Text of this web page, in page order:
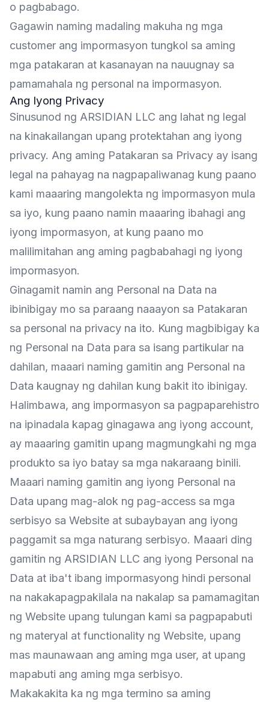
o pagbabago.
Gagawin naming madaling makuha ng mga
customer ang impormasyon tungkol sa aming
mga patakaran at kasanayan na nauugnay sa
pamamahala ng personal na impormasyon.
Ang Iyong Privacy
Sinusunod ng ARSIDIAN LLC ang lahat ng legal
na kinakailangan upang protektahan ang iyong
privacy. Ang aming Patakaran sa Privacy ay isang
legal na pahayag na nagpapaliwanag kung paano
kami maaaring mangolekta ng impormasyon mula
sa iyo, kung paano namin maaaring ibahagi ang
iyong impormasyon, at kung paano mo
malilimitahan ang aming pagbabahagi ng iyong
impormasyon.
Ginagamit namin ang Personal na Data na
ibinibigay mo sa paraang naaayon sa Patakaran
sa personal na privacy na ito. Kung magbibigay ka
ng Personal na Data para sa isang partikular na
dahilan, maaari naming gamitin ang Personal na
Data kaugnay ng dahilan kung bakit ito ibinigay.
Halimbawa, ang impormasyon sa pagpaparehistro
na ipinadala kapag ginagawa ang iyong account,
ay maaaring gamitin upang magmungkahi ng mga
produkto sa iyo batay sa mga nakaraang binili.
Maaari naming gamitin ang iyong Personal na
Data upang mag-alok ng pag-access sa mga
serbisyo sa Website at subaybayan ang iyong
paggamit sa mga naturang serbisyo. Maaari ding
gamitin ng ARSIDIAN LLC ang iyong Personal na
Data at iba't ibang impormasyong hindi personal
na nakakapagpakilala na nakalap sa pamamagitan
ng Website upang tulungan kami sa pagpapabuti
ng materyal at functionality ng Website, upang
mas maunawaan ang aming mga user, at upang
mapabuti ang aming mga serbisyo.
Makakakita ka ng mga termino sa aming